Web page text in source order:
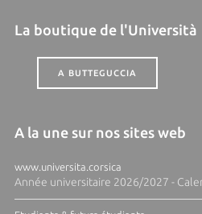
La boutique de l'Università
A BUTTEGUCCIA
A la une sur nos sites web
www.universita.corsica
Année universitaire 2026/2027 -